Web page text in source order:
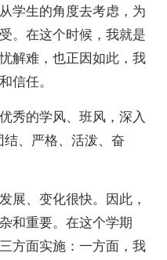
学生的角度去考虑，为
。在这个时候，我就是
解难，也正因如此，我
信任。
秀的学风、班风，深入
、严格、活泼、奋
展、变化很快。因此，
和重要。在这个学期
方面实施：一方面，我